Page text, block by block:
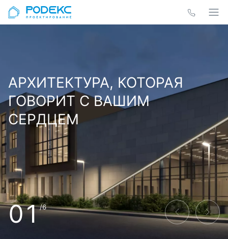
АРХИТЕКТУРА, КОТОРАЯ
ГОВОРИТ С ВАШИМ
СЕРДЦЕМ
01/6